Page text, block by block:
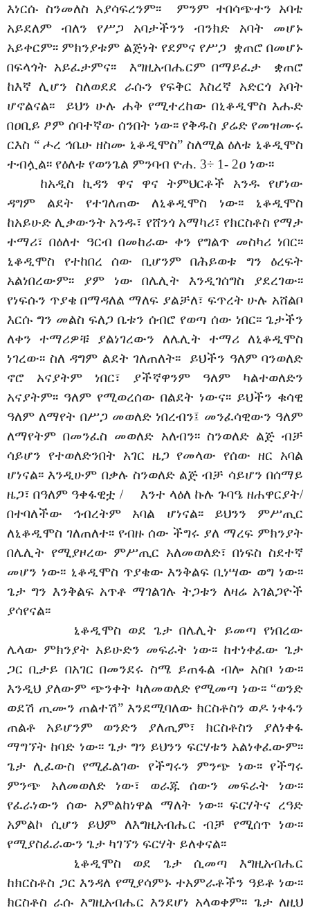
እነርሱ ስንመለስ አያሳፍረንም፡፡ ምንም ተበሳጭተን አባቴ
አይደለም ብለን የሥጋ አባታችንን ብንክድ አባት መሆኑ
አይቀርም፡፡ ምክንያቱም ልጅነት የደምና የሥጋ ቋጠሮ በመሆኑ
በፍላጎት አይፈታምና፡፡ እግዚአብሔርም በማይፈታ ቋጠሮ
ከእኛ ሊሆን ስለወደደ ራሱን የፍቅር እስረኛ አድርጎ አባት
ሆኖልናል፡፡ ይህን ሁሉ ሐቅ የሚተረከው በኒቆዲሞስ እሑድ
በዐቢይ ፆም ሰባተኛው ሰንበት ነው፡፡ የቅዱስ ያሬድ የመዝሙሩ
ርእስ “ ሖረ ኅቤሁ ዘስሙ ኒቆዲሞስ” ስለሚል ዕለቱ ኒቆዲሞስ
ተብሏል፡፡ የዕለቱ የወንጌል ምንባብ ዮሐ. 3÷ 1- 2ዐ ነው፡፡
ከአዲስ ኪዳን ዋና ዋና ትምህርቶች አንዱ የሆነው
ዳግም ልደት የተገለጠው ለኒቆዲሞስ ነው፡፡ ኒቆዲሞስ
ከአይሁድ ሊቃውንት አንዱ፣ የሸንጎ አማካሪ፣ የክርስቶስ የማታ
ተማሪ፣ በዕለተ ዓርብ በመከራው ቀን የግልጥ መስካሪ ነበር፡፡
ኒቆዲሞስ የተከበረ ሰው ቢሆንም በሕይወቱ ግን ዕረፍት
አልነበረውም፡፡ ያም ነው በሌሊት እንዲገሰግስ ያደረገው፡፡
የነፍሱን ጥያቄ በማዳለል ማለፍ ያልቻለ፣ ፍጥረት ሁሉ አሸልቦ
እርሱ ግን መልስ ፍለጋ ቤቱን ሰብሮ የወጣ ሰው ነበር፡፡ ጌታችን
ለቀን ተማሪዎቹ ያልነገረውን ለሌሊት ተማሪ ለኒቆዲሞስ
ነገረው፡፡ ስለ ዳግም ልደት ገለጠለት፡፡ ይህችን ዓለም ባንወለድ
ኖሮ አናያትም ነበር፣ ያችኛዋንም ዓለም ካልተወለድን
አናያትም፡፡ ዓለም የሚወረሰው በልደት ነውና፡፡ ይህችን ቁሳዊ
ዓለም ለማየት በሥጋ መወለድ ነበረብን፤ መንፈሳዊውን ዓለም
ለማየትም በመንፈስ መወለድ አለብን፡፡ ስንወለድ ልጅ ብቻ
ሳይሆን የተወለድንበት አገር ዜጋ የመላው የሰው ዘር አባል
ሆነናል፡፡ እንዲሁም በቃሉ ስንወለድ ልጅ ብቻ ሳይሆን በሰማይ
ዜጋ፣ በዓለም ዓቀፋዊቷ /
እንተ ላዕለ ኩሉ ጉባዔ ዘሐዋርያት/
በተባለችው ኅብረትም አባል ሆነናል፡፡ ይህንን ምሥጢር
ለኒቆዲሞስ ገለጠለተ፡፡ የብዙ ሰው ችግሩ ያለ ማረፍ ምክንያት
በሌሊት የሚያዞረው ምሥጢር አለመወለድ፣ በነፍስ ስደተኛ
መሆን ነው፡፡ ኒቆዲሞስ ጥያቄው እንቅልፍ ቢነሣው ወግ ነው፡፡
ጌታ ግን እንቅልፍ አጥቶ ማገልገሉ ትጋቱን ለዛሬ አገልጋዮች
ያሳየናል፡፡
ኒቆዲሞስ ወደ ጌታ በሌሊት ይመጣ የነበረው
ሌላው ምክንያት አይሁድን መፍራት ነው፡፡ ከተነቀፈው ጌታ
ጋር ቢታይ በአገር በመንደሩ ስሜ ይጠፋል ብሎ አስቦ ነው፡፡
እንዲህ ያለውም ጭንቀት ካለመወለድ የሚመጣ ነው፡፡ “ወንድ
ወደሽ ጢሙን ጠልተሽ” እንደሚባለው ክርስቶስን ወዶ ነቀፋን
ጠልቶ አይሆንም ወንድን ያለጢም፣ ክርስቶስን ያለነቀፋ
ማግኘት ከባድ ነው፡፡ ጌታ ግን ይህንን ፍርሃቱን አልነቀፈውም፡፡
ጌታ ሊፈውስ የሚፈልገው የችግሩን ምንጭ ነው፡፡ የችግሩ
ምንጭ አለመወለድ ነው፣ ወራጁ ሰውን መፍራት ነው፡፡
የፈራነውን ሰው አምልከነዋል ማለት ነው፡፡ ፍርሃትና ረዓድ
አምልኮ ሲሆን ይህም ለእግዚአብሔር ብቻ የሚሰጥ ነው፡፡
የሚያስፈራውን ጌታ ካገኘን ፍርሃት ይለቀናል፡፡
ኒቆዲሞስ ወደ ጌታ ሲመጣ እግዚአብሔር
ከክርስቶስ ጋር እንዳለ የሚያሳምኑ ተአምራቶችን ዓይቶ ነው፡፡
ክርስቶስ ራሱ እግዚአብሔር እንደሆነ አላወቀም፡፡ ጌታ ለዚህ